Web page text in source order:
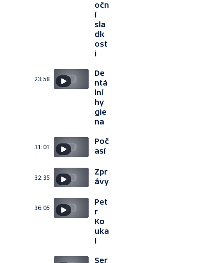
očn
í
sla
dk
ost
i
23:58
De
ntá
lní
hy
gie
na
31:01
Poč
así
32:35
Zpr
ávy
36:05
Pet
r
Ko
uka
l
Ser